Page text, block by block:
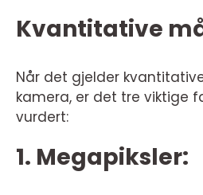
Kvantitative
Når det gjelder
kamera, er det tre viktige
vurdert:
1. Megapiksler: